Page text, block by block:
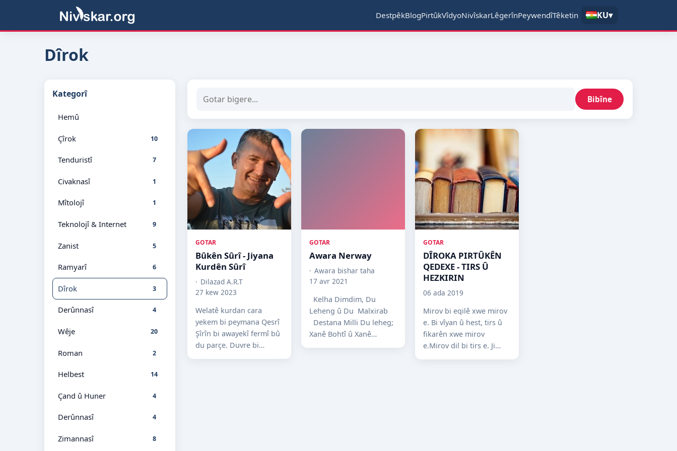
DestpêkBlogPirtûkVîdyoNivîskarLêgerînPeywendîTêketin KU▾
Dîrok
Kategorî
Hemû
Çîrok 10
Tenduristî 7
Civaknasî 1
Mîtolojî 1
Teknolojî & Internet 9
Zanist 5
Ramyarî 6
Dîrok 3
Derûnnasî 4
Wêje 20
Roman 2
Helbest 14
Çand û Huner 4
Derûnnasî 4
Zimannasî 8
Bibîne
GOTAR
Bûkên Sûrî - Jiyana
Kurdên Sûrî
Dilazad A.R.T
27 kew 2023
Welatê kurdan cara
yekem bi peymana Qesrî
Şîrîn bi awayekî fermî bû
du parçe. Duvre bi
peymana Lozanê bû pênç
GOTAR
Awara Nerway
Awara bishar taha
17 avr 2021
Kelha Dimdim, Du
Leheng û Du Malxirab
Destana Milli Du leheg;
Xanê Bohtî û Xanê
Mûkrîye Du malxirab ;
GOTAR
DÎROKA PIRTÛKÊN
QEDEXE - TIRS Û
HEZKIRIN
06 ada 2019
Mirov bi eqilê xwe mirov
e. Bi vîyan û hest, tirs û
fikarên xwe mirov
e.Mirov dil bi tirs e. Ji
gelek tistan ditirs e. Ji